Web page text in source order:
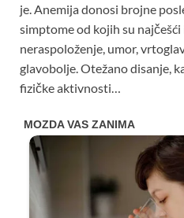
je. Anemija donosi brojne
simptome od kojih su
neraspoloženje, umor,
glavobolje. Otežano disanje,
fizičke aktivnosti…